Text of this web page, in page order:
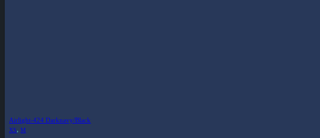
Airlight-424 Darknavy/Black
XS,M